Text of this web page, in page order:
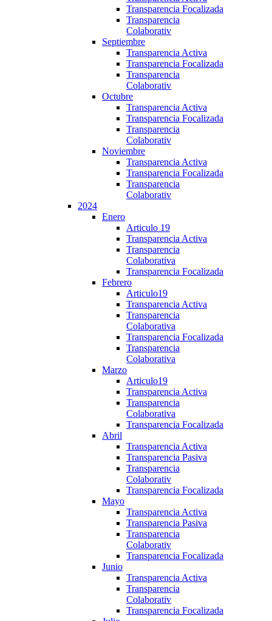
Transparencia Focalizada
Transparencia
Colaborativ
Septiembre
Transparencia Activa
Transparencia Focalizada
Transparencia
Colaborativ
Octubre
Transparencia Activa
Transparencia Focalizada
Transparencia
Colaborativ
Noviembre
Transparencia Activa
Transparencia Focalizada
Transparencia
Colaborativ
2024
Enero
Articulo 19
Transparencia Activa
Transparencia
Colaborativa
Transparencia Focalizada
Febrero
Articulo19
Transparencia Activa
Transparencia
Colaborativa
Transparencia Focalizada
Transparencia
Colaborativa
Marzo
Articulo19
Transparencia Activa
Transparencia
Colaborativa
Transparencia Focalizada
Abril
Transparencia Activa
Transparencia Pasiva
Transparencia
Colaborativ
Transparencia Focalizada
Mayo
Transparencia Activa
Transparencia Pasiva
Transparencia
Colaborativ
Transparencia Focalizada
Junio
Transparencia Activa
Transparencia
Colaborativ
Transparencia Focalizada